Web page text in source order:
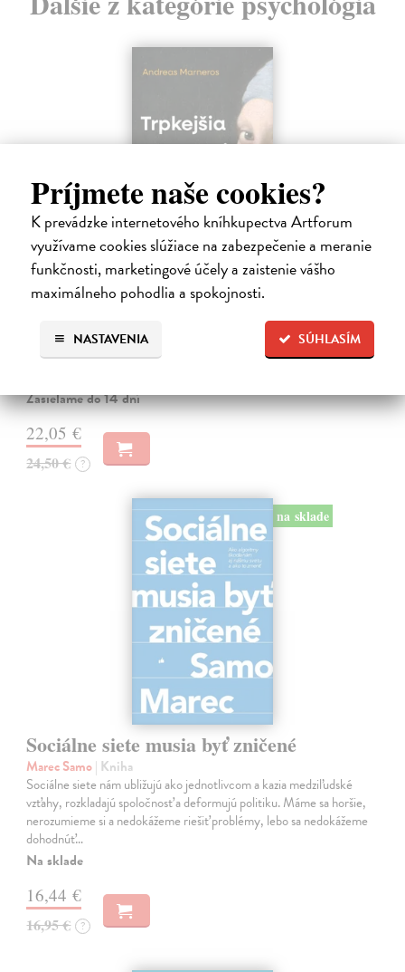
Príjmete naše cookies?
K prevádzke internetového kníhkupectva Artforum
využívame cookies slúžiace na zabezpečenie a meranie
funkčnosti, marketingové účely a zaistenie vášho
maximálneho pohodlia a spokojnosti.
SÚHLASÍM
NASTAVENIA
Trpkejšia ako smrť je žena
Marneros Andreas| Kniha
JE TO MOŽNO NAJVÄČŠIA REVOLÚCIA NAŠICH DNÍ:
rovnocennosť a rovnoprávnosť ženy a muža. Vojna a mier medzi
pohlaviami sa však nezačali feminizmom 20. storočia, ale ich
Zasielame do 14 dní
22,05 €
24,50 € ?
na sklade
Sociálne siete musia byť zničené
Marec Samo| Kniha
Sociálne siete nám ubližujú ako jednotlivcom a kazia medziľudské
vzťahy, rozkladajú spoločnosť a deformujú politiku. Máme sa horšie,
nerozumieme si a nedokážeme riešiť problémy, lebo sa nedokážeme
dohodnúť…
Na sklade
16,44 €
16,95 € ?